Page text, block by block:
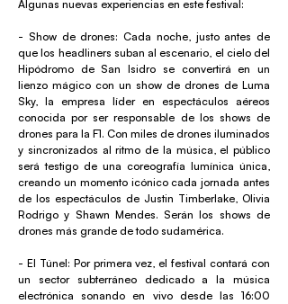
Algunas nuevas experiencias en este festival:
- Show de drones: Cada noche, justo antes de
que los headliners suban al escenario, el cielo del
Hipódromo de San Isidro se convertirá en un
lienzo mágico con un show de drones de Luma
Sky, la empresa líder en espectáculos aéreos
conocida por ser responsable de los shows de
drones para la F1. Con miles de drones iluminados
y sincronizados al ritmo de la música, el público
será testigo de una coreografía lumínica única,
creando un momento icónico cada jornada antes
de los espectáculos de Justin Timberlake, Olivia
Rodrigo y Shawn Mendes. Serán los shows de
drones más grande de todo sudamérica.
- El Túnel: Por primera vez, el festival contará con
un sector subterráneo dedicado a la música
electrónica sonando en vivo desde las 16:00